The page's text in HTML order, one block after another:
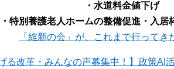
・水道料金値下げ
・特別養護老人ホームの整備促進・入居
「維新の会」が、これまで行ってき
る改革・みんなの声募集中！】政策AI